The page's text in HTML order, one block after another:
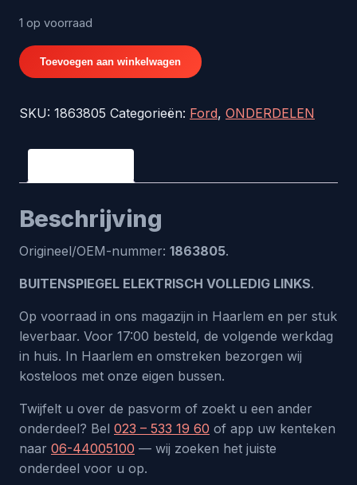
1 op voorraad
BUITENSPIEGEL
ELEKTRISCH
LINKS
origineel
aantal
Toevoegen aan winkelwagen
SKU: 1863805 Categorieën: Ford, ONDERDELEN
Beschrijving
Origineel/OEM-nummer: 1863805.
BUITENSPIEGEL ELEKTRISCH VOLLEDIG LINKS.
Op voorraad in ons magazijn in Haarlem en per stuk
leverbaar. Voor 17:00 besteld, de volgende werkdag
in huis. In Haarlem en omstreken bezorgen wij
kosteloos met onze eigen bussen.
Twijfelt u over de pasvorm of zoekt u een ander
onderdeel? Bel 023 – 533 19 60 of app uw kenteken
naar 06-44005100 — wij zoeken het juiste
onderdeel voor u op.